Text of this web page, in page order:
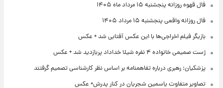
فال قهوه روزانه پنجشنبه ۱۵ مرداد ماه ۱۴۰۵
فال روزانه واقعی پنجشنبه ۱۵ مرداد ۱۴۰۵
بازیگر فیلم اخراجی‌ها با این عکس آفتابی شد + عکس
ژست صمیمی خانواده ۴ نفره شیلا خداداد پربازدید شد + عکس
پزشکیان: رهبری درباره تفاهمنامه بر اساس نظر کارشناسی تصمیم گرفتند
تصاویر متفاوت یاسمین شجریان در کنار پدرش+ عکس